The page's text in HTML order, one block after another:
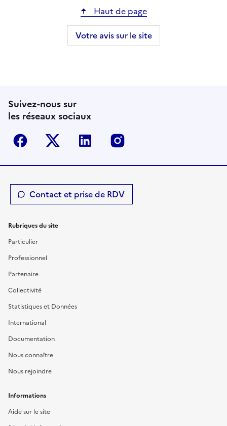
Haut de page
Votre avis sur le site
Suivez-nous sur
les réseaux sociaux
Facebook Twitter-X Linkedin
Contact et prise de RDV
Rubriques du site
Particulier
Professionnel
Partenaire
Collectivité
Statistiques et Données
International
Documentation
Nous connaître
Nous rejoindre
Informations
Aide sur le site